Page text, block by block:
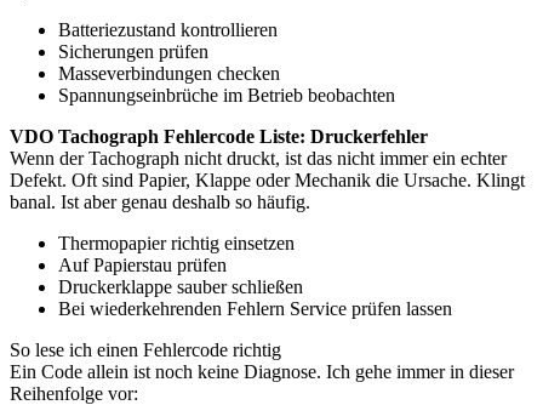
Batteriezustand kontrollieren
Sicherungen prüfen
Masseverbindungen checken
Spannungseinbrüche im Betrieb beobachten
VDO Tachograph Fehlercode Liste: Druckerfehler
Wenn der Tachograph nicht druckt, ist das nicht immer ein echter
Defekt. Oft sind Papier, Klappe oder Mechanik die Ursache. Klingt
banal. Ist aber genau deshalb so häufig.
Thermopapier richtig einsetzen
Auf Papierstau prüfen
Druckerklappe sauber schließen
Bei wiederkehrenden Fehlern Service prüfen lassen
So lese ich einen Fehlercode richtig
Ein Code allein ist noch keine Diagnose. Ich gehe immer in dieser
Reihenfolge vor: